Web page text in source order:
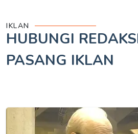
IKLAN
HUBUNGI
PASANG IKLAN